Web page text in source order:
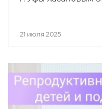
21 июля 2025